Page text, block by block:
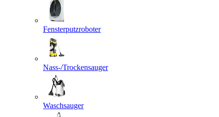
Fensterputzroboter
Nass-/Trockensauger
Waschsauger